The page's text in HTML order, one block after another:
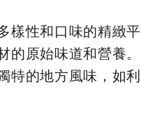
樣性和口味的精緻平
原始味道和營養。
特的地方風味，如利